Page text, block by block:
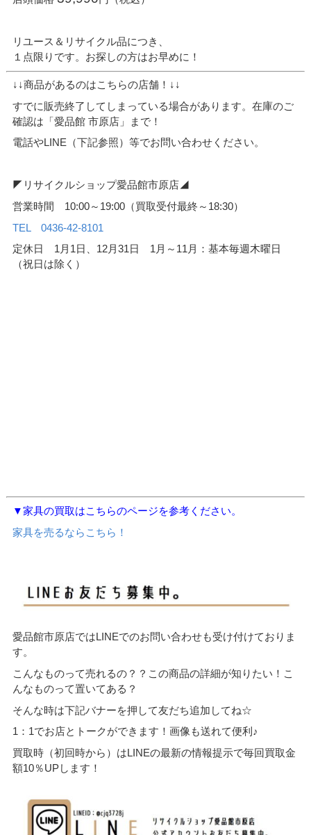
リユース＆リサイクル品につき、
１点限りです。お探しの方はお早めに！
↓↓商品があるのはこちらの店舗！↓↓
すでに販売終了してしまっている場合があります。在庫のご
確認は「愛品館 市原店」まで！
電話やLINE（下記参照）等でお問い合わせください。
◤リサイクルショップ愛品館市原店◢
営業時間 10:00～19:00（買取受付最終～18:30）
TEL 0436-42-8101
定休日 1月1日、12月31日 1月～11月：基本毎週木曜日
（祝日は除く）
▼家具の買取はこちらのページを参考ください。
家具を売るならこちら！
愛品館市原店ではLINEでのお問い合わせも受け付けておりま
す。
こんなものって売れるの？？この商品の詳細が知りたい！こ
んなものって置いてある？
そんな時は下記バナーを押して友だち追加してね☆
1：1でお店とトークができます！画像も送れて便利♪
買取時（初回時から）はLINEの最新の情報提示で毎回買取金
額10％UPします！